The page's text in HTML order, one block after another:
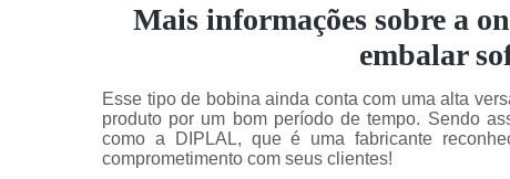
Mais informações sobre a
embalar
Esse tipo de bobina ainda conta com uma alta
produto por um bom período de tempo. Sendo
como a DIPLAL, que é uma fabricante
comprometimento com seus clientes!